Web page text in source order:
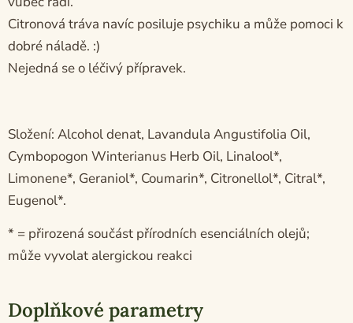
Citronová tráva navíc posiluje psychiku a může pomoci k
dobré náladě. :)
Nejedná se o léčivý přípravek.
Složení: Alcohol denat, Lavandula Angustifolia Oil,
Cymbopogon Winterianus Herb Oil, Linalool*,
Limonene*, Geraniol*, Coumarin*, Citronellol*, Citral*,
Eugenol*.
* = přirozená součást přírodních esenciálních olejů;
může vyvolat alergickou reakci
Doplňkové parametry